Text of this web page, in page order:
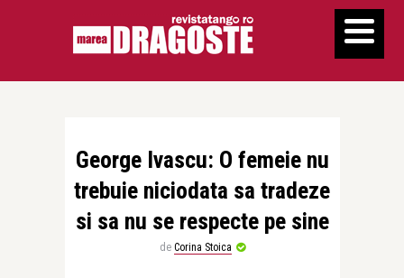
George Ivascu: O femeie nu
trebuie niciodata sa tradeze
si sa nu se respecte pe sine
de Corina Stoica